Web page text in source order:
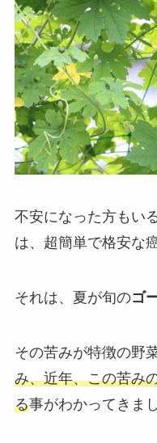
不安になった方もい
は、超簡単で格安な
それは、夏が旬のゴ
その苦みが特徴の野
み、近年、この苦み
る事がわかってきまし